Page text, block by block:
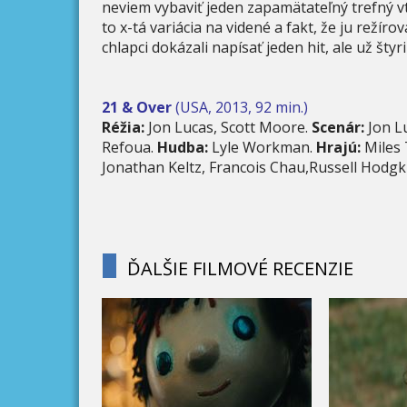
neviem vybaviť jeden zapamätateľný trefný
to x-tá variácia na videné a fakt, že ju
chlapci dokázali napísať jeden hit, ale už
21 & Over(USA, 2013, 92 min.)
Réžia: Jon Lucas, Scott Moore. Scenár: Jon
Refoua. Hudba: Lyle Workman. Hrajú: Miles
Jonathan Keltz, Francois Chau,Russell
ĎALŠIE FILMOVÉ RECENZIE